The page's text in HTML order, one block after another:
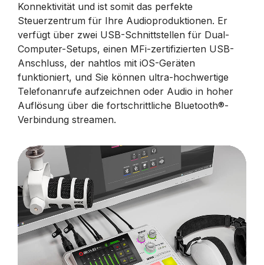
Konnektivität und ist somit das perfekte
Steuerzentrum für Ihre Audioproduktionen. Er
verfügt über zwei USB-Schnittstellen für Dual-
Computer-Setups, einen MFi-zertifizierten USB-
Anschluss, der nahtlos mit iOS-Geräten
funktioniert, und Sie können ultra-hochwertige
Telefonanrufe aufzeichnen oder Audio in hoher
Auflösung über die fortschrittliche Bluetooth®-
Verbindung streamen.